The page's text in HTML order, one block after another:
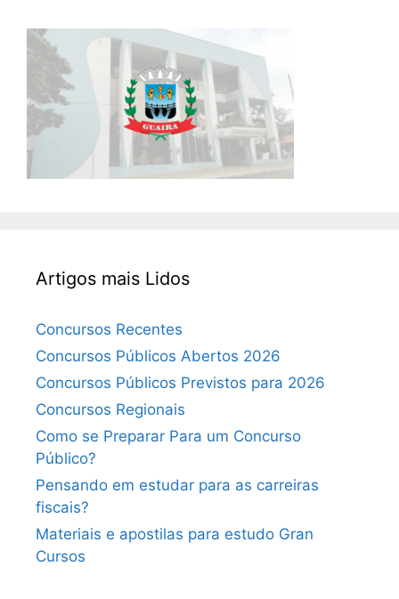
Artigos mais Lidos
Concursos Recentes
Concursos Públicos Abertos 2026
Concursos Públicos Previstos para 2026
Concursos Regionais
Como se Preparar Para um Concurso
Público?
Pensando em estudar para as carreiras
fiscais?
Materiais e apostilas para estudo Gran
Cursos